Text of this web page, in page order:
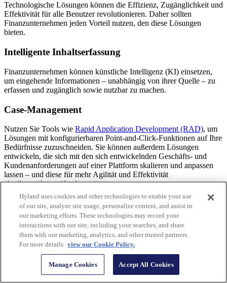
Technologische Lösungen können die Effizienz, Zugänglichkeit und
Effektivität für alle Benutzer revolutionieren. Daher sollten
Finanzunternehmen jeden Vorteil nutzen, den diese Lösungen
bieten.
Intelligente Inhaltserfassung
Finanzunternehmen können künstliche Intelligenz (KI) einsetzen,
um eingehende Informationen – unabhängig von ihrer Quelle – zu
erfassen und zugänglich sowie nutzbar zu machen.
Case-Management
Nutzen Sie Tools wie Rapid Application Development (RAD), um
Lösungen mit konfigurierbaren Point-and-Click-Funktionen auf Ihre
Bedürfnisse zuzuschneiden. Sie können außerdem Lösungen
entwickeln, die sich mit den sich entwickelnden Geschäfts- und
Kundenanforderungen auf einer Plattform skalieren und anpassen
lassen – und diese für mehr Agilität und Effektivität
abteilungsübergreifend erweitern.
Prozessautomatisierung
Verschaffen Sie sich mit Workflow-Automatisierung einen
vollständigen Überblick über Ihre Prozesse von Anfang bis Ende.
Intelligente Automatisierung verbessert Prozesse, indem sie
Informationen über Kernsysteme und Arbeitsabläufe hinweg
Aufgaben konzentrieren können.
Hyland uses cookies and other technologies to enable your use
of our site, analyze site usage, personalize content, and assist in
our marketing efforts. These technologies may record your
interactions with our site, including your searches, and share
them with our marketing, analytics, and other trusted partners.
For more details view our Cookie Policy.
Manage Cookies Accept All Cookies